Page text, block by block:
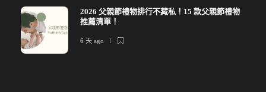
2026 父親節禮物排行不藏私！15 款父親節禮物
推薦清單！
6 天 ago